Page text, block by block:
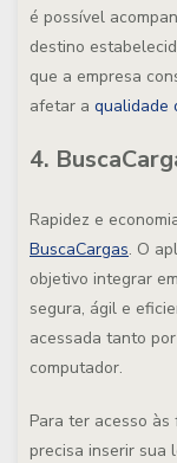
é possível
destino
que a empresa
afetar a qualidade
4.
Rapidez e
BuscaCargas. O
objetivo integrar
segura, ágil e
acessada tanto
computador.
Para ter acesso
precisa inserir sua